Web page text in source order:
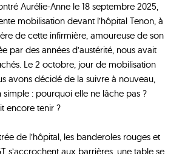
Aurélie-Anne le 18 septembre 2025,
mobilisation devant l’hôpital Tenon, à
de cette infirmière, amoureuse de son
par des années d’austérité, nous avait
Le 2 octobre, jour de mobilisation
avons décidé de la suivre à nouveau,
: pourquoi elle ne lâche pas ?
encore tenir ?
de l’hôpital, les banderoles rouges et
s’accrochent aux barrières, une table se